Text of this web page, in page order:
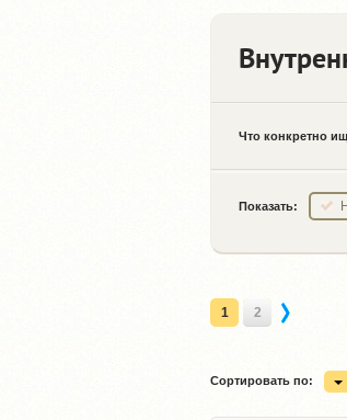
Что конкретно
Показать:
1 2
Сортировать по: